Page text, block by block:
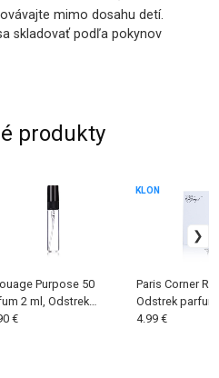
mimo dosahu detí.
skladovať podľa pokynov
produkty
Purpose 50
2 ml, Odstrek
(U)
€
Paris Corner
Odstrek
KLON
4.99 €